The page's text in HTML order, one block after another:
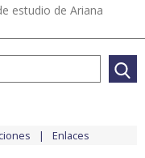
estudio de Ariana
Enlaces